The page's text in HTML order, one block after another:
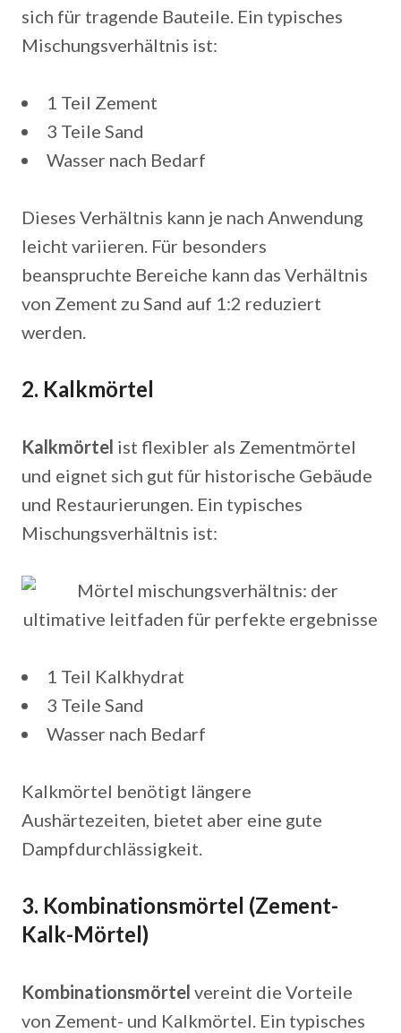
sich für tragende Bauteile. Ein typisches
Mischungsverhältnis ist:
1 Teil Zement
3 Teile Sand
Wasser nach Bedarf
Dieses Verhältnis kann je nach Anwendung
leicht variieren. Für besonders
beanspruchte Bereiche kann das Verhältnis
von Zement zu Sand auf 1:2 reduziert
werden.
2. Kalkmörtel
Kalkmörtel ist flexibler als Zementmörtel
und eignet sich gut für historische Gebäude
und Restaurierungen. Ein typisches
Mischungsverhältnis ist:
1 Teil Kalkhydrat
3 Teile Sand
Wasser nach Bedarf
Kalkmörtel benötigt längere
Aushärtezeiten, bietet aber eine gute
Dampfdurchlässigkeit.
3. Kombinationsmörtel (Zement-
Kalk-Mörtel)
Kombinationsmörtel vereint die Vorteile
von Zement- und Kalkmörtel. Ein typisches